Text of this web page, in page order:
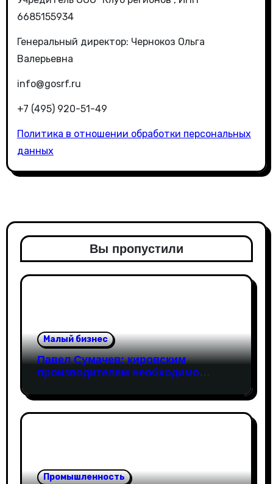
6685155934
Генеральный директор: Чернокоз Ольга
Валерьевна
info@gosrf.ru
+7 (495) 920-51-49
Политика в отношении обработки персональных
данных
Вы пропустили
Малый бизнес
Павел Сумачев: кировским
производителям необходимо
рынок
Промышленность